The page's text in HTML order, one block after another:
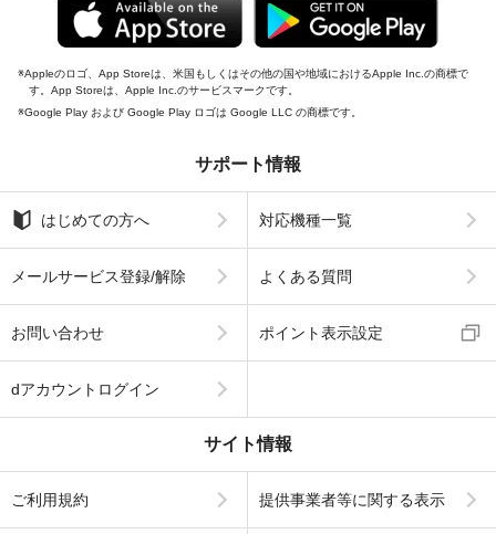
Appleのロゴ、App Storeは、米国もしくはその他の国や地域におけるApple Inc.の商標で
す。App Storeは、Apple Inc.のサービスマークです。
Google Play および Google Play ロゴは Google LLC の商標です。
サポート情報
はじめての方へ 対応機種一覧
メールサービス登録/解除 よくある質問
お問い合わせ ポイント表示設定
dアカウントログイン
サイト情報
ご利用規約 提供事業者等に関する表示